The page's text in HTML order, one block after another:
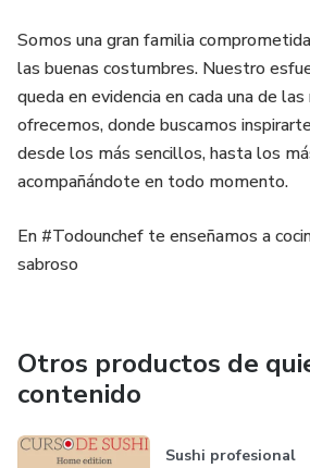
Somos una gran familia
las buenas costumbres. Nuestro
queda en evidencia en cada una de
ofrecemos, donde buscamos
desde los más sencillos, hasta los
acompañándote en todo momento.
En #Todounchef te enseñamos a
sabroso
Otros productos de
contenido
Sushi profesional